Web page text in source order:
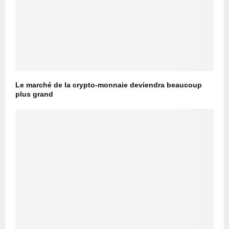
Le marché de la crypto-monnaie deviendra beaucoup
plus grand